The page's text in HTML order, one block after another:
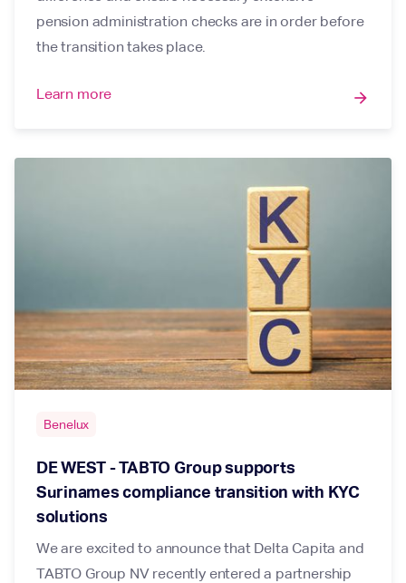
pension administration checks are in order before
the transition takes place.
Learn more arrow_forward
Benelux
DE WEST - TABTO Group supports
Surinames compliance transition with KYC
solutions
We are excited to announce that Delta Capita and
TABTO Group NV recently entered a partnership